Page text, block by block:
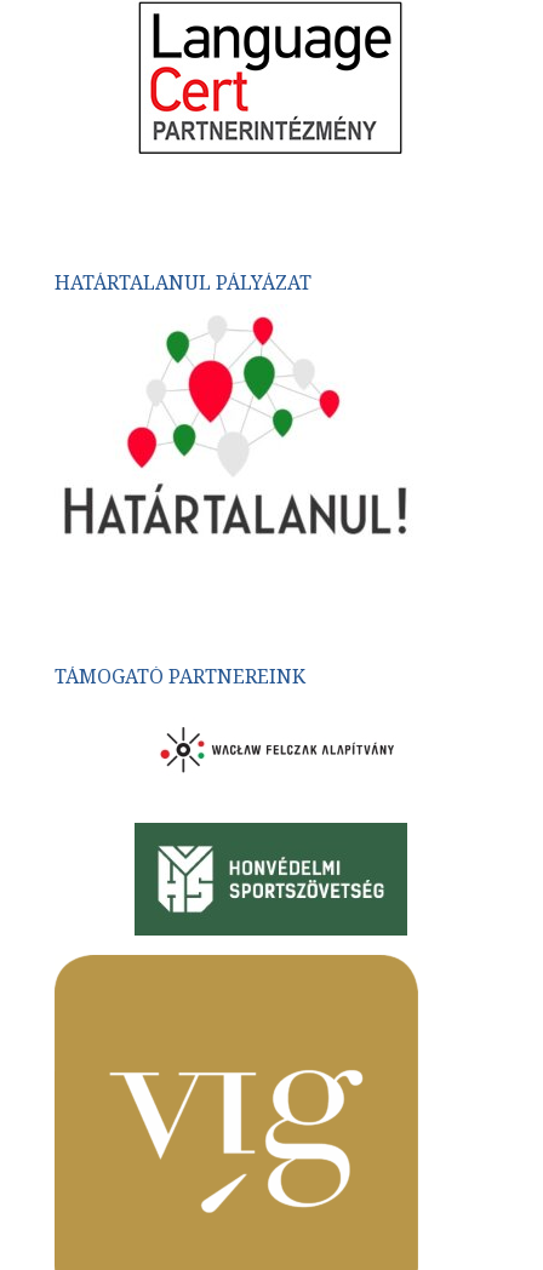
HATÁRTALANUL PÁLYÁZAT
TÁMOGATÓ PARTNEREINK